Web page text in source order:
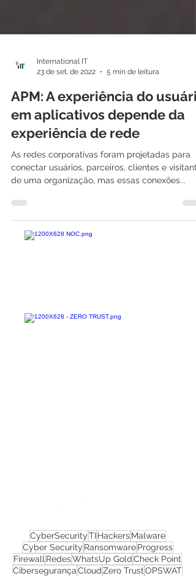
23 de set. de 2022
5 min de leitura
APM: A experiência do
em aplicativos depende da
experiência de rede
As redes corporativas foram projetadas para
de uma organização, mas essas conexões...
CyberSecurityTIHackersMalware
Cyber Security RansomwareProgress